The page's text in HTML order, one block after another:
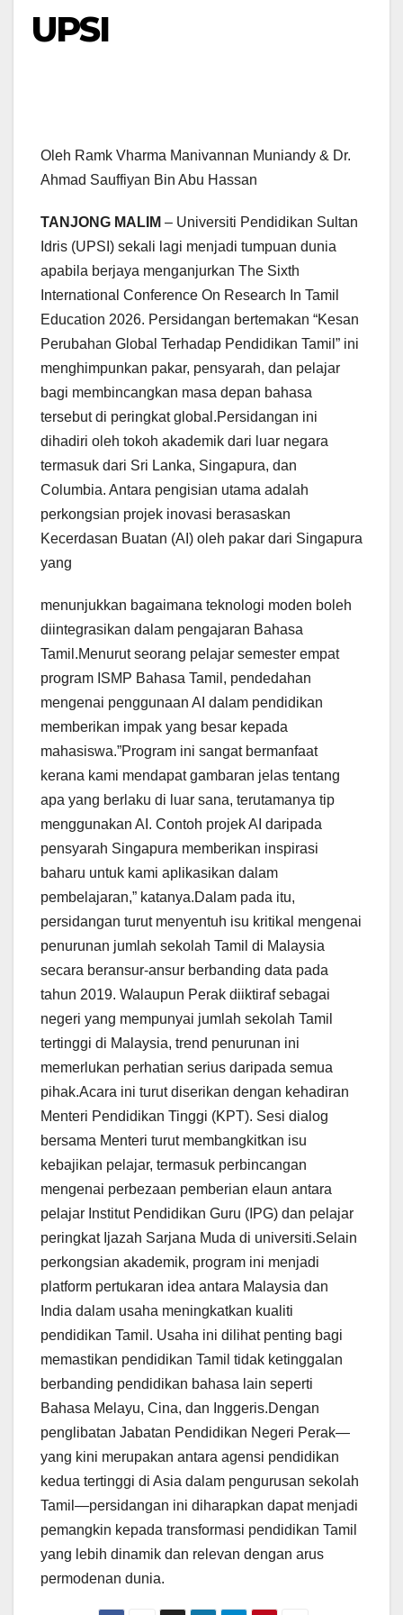
UPSI
Oleh Ramk Vharma Manivannan Muniandy & Dr.
Ahmad Sauffiyan Bin Abu Hassan
TANJONG MALIM – Universiti Pendidikan Sultan
Idris (UPSI) sekali lagi menjadi tumpuan dunia
apabila berjaya menganjurkan The Sixth
International Conference On Research In Tamil
Education 2026. Persidangan bertemakan “Kesan
Perubahan Global Terhadap Pendidikan Tamil” ini
menghimpunkan pakar, pensyarah, dan pelajar
bagi membincangkan masa depan bahasa
tersebut di peringkat global.Persidangan ini
dihadiri oleh tokoh akademik dari luar negara
termasuk dari Sri Lanka, Singapura, dan
Columbia. Antara pengisian utama adalah
perkongsian projek inovasi berasaskan
Kecerdasan Buatan (AI) oleh pakar dari Singapura
yang
menunjukkan bagaimana teknologi moden boleh
diintegrasikan dalam pengajaran Bahasa
Tamil.Menurut seorang pelajar semester empat
program ISMP Bahasa Tamil, pendedahan
mengenai penggunaan AI dalam pendidikan
memberikan impak yang besar kepada
mahasiswa.”Program ini sangat bermanfaat
kerana kami mendapat gambaran jelas tentang
apa yang berlaku di luar sana, terutamanya tip
menggunakan AI. Contoh projek AI daripada
pensyarah Singapura memberikan inspirasi
baharu untuk kami aplikasikan dalam
pembelajaran,” katanya.Dalam pada itu,
persidangan turut menyentuh isu kritikal mengenai
penurunan jumlah sekolah Tamil di Malaysia
secara beransur-ansur berbanding data pada
tahun 2019. Walaupun Perak diiktiraf sebagai
negeri yang mempunyai jumlah sekolah Tamil
tertinggi di Malaysia, trend penurunan ini
memerlukan perhatian serius daripada semua
pihak.Acara ini turut diserikan dengan kehadiran
Menteri Pendidikan Tinggi (KPT). Sesi dialog
bersama Menteri turut membangkitkan isu
kebajikan pelajar, termasuk perbincangan
mengenai perbezaan pemberian elaun antara
pelajar Institut Pendidikan Guru (IPG) dan pelajar
peringkat Ijazah Sarjana Muda di universiti.Selain
perkongsian akademik, program ini menjadi
platform pertukaran idea antara Malaysia dan
India dalam usaha meningkatkan kualiti
pendidikan Tamil. Usaha ini dilihat penting bagi
memastikan pendidikan Tamil tidak ketinggalan
berbanding pendidikan bahasa lain seperti
Bahasa Melayu, Cina, dan Inggeris.Dengan
penglibatan Jabatan Pendidikan Negeri Perak—
yang kini merupakan antara agensi pendidikan
kedua tertinggi di Asia dalam pengurusan sekolah
Tamil—persidangan ini diharapkan dapat menjadi
pemangkin kepada transformasi pendidikan Tamil
yang lebih dinamik dan relevan dengan arus
permodenan dunia.